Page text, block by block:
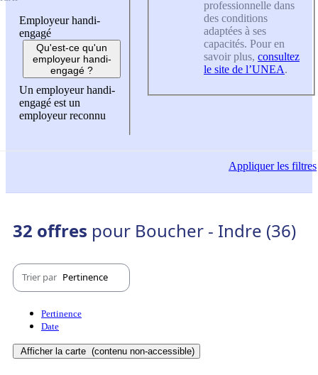
Employeur handi-
engagé
Qu'est-ce qu'un
employeur handi-
engagé ?
Un employeur handi-
engagé est un
employeur reconnu
professionnelle dans
des conditions
adaptées à ses
capacités. Pour en
savoir plus, consultez
le site de l’UNEA.
Appliquerles filtres
32 offres pour Boucher - Indre (36)
Trier par Pertinence
Pertinence
Date
Afficher la carte (contenu non-accessible)